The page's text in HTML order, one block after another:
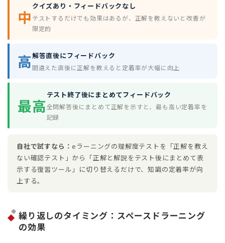
中
クイズあり・フィードバックなし
テストするだけでも効果はあるが、正解を教えないと改善が
限定的
高解答直後にフィードバック
間違えた直後に正解を教えると定着率が大幅に向上
最高
テスト終了後にまとめてフィードバック
全問解答後にまとめて正解を示すと、最も高い定着率を
記録
自社で試すなら：eラーニングの理解度テストを「正解を教え
ない確認テスト」から「正解と解説をテスト後にまとめて表
示する復習ツール」に切り替えるだけで、知識の定着率が向
上する。
繰り返しのタイミング：スペースドラーニング
の効果